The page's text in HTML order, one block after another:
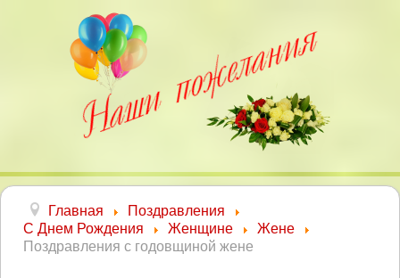
Главная
Поздравления
С Днем Рождения
Женщине
Жене
Поздравления с годовщиной жене